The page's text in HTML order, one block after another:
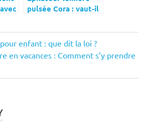
pulsée Cora : vaut-il
enfant : que dit la loi ?
en vacances : Comment s’y prendre